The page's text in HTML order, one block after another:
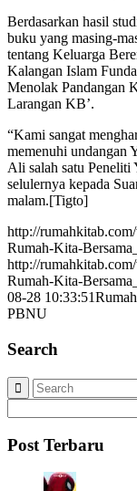
Berdasarkan hasil
buku yang masing-
tentang Keluarga
Kalangan Islam
Menolak Pandangan
Larangan KB’.
“Kami sangat
memenuhi undangan
Ali salah satu Peneliti
selulernya kepada
malam.[Tigto]
http://
Rumah-Kita-
http://
Rumah-Kita-
08-28 10:33:51
PBNU
Search
Post Terbaru